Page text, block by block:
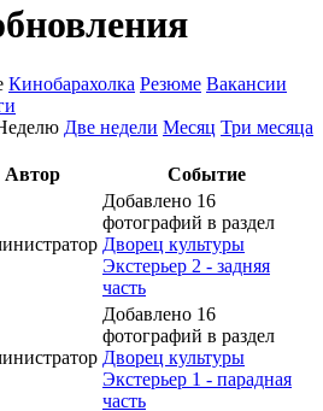
Кинобарахолка Резюме Вакансии
Две недели Месяц Три месяца
Автор Событие
Добавлено 16
фотографий в раздел
Дворец культуры
Экстерьер 2 - задняя
часть
Добавлено 16
фотографий в раздел
Дворец культуры
Экстерьер 1 - парадная
часть